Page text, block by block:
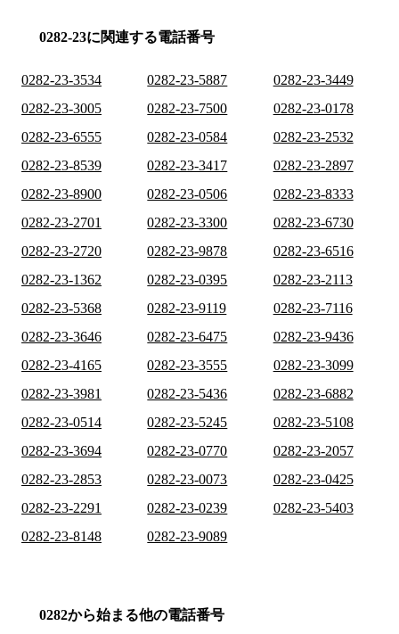
0282-23に関連する電話番号
0282-23-3534 0282-23-5887
0282-23-3449
0282-23-3005
0282-23-7500
0282-23-0178
0282-23-6555
0282-23-0584
0282-23-2532
0282-23-8539
0282-23-3417
0282-23-2897
0282-23-8900
0282-23-0506
0282-23-8333
0282-23-2701
0282-23-3300
0282-23-6730
0282-23-2720
0282-23-9878
0282-23-6516
0282-23-1362
0282-23-0395
0282-23-2113
0282-23-5368
0282-23-9119
0282-23-7116
0282-23-3646
0282-23-6475
0282-23-9436
0282-23-4165
0282-23-3555
0282-23-3099
0282-23-3981
0282-23-5436
0282-23-6882
0282-23-0514
0282-23-5245
0282-23-5108
0282-23-3694
0282-23-0770
0282-23-2057
0282-23-2853
0282-23-0073
0282-23-0425
0282-23-2291
0282-23-0239
0282-23-5403
0282-23-8148
0282-23-9089
0282から始まる他の電話番号